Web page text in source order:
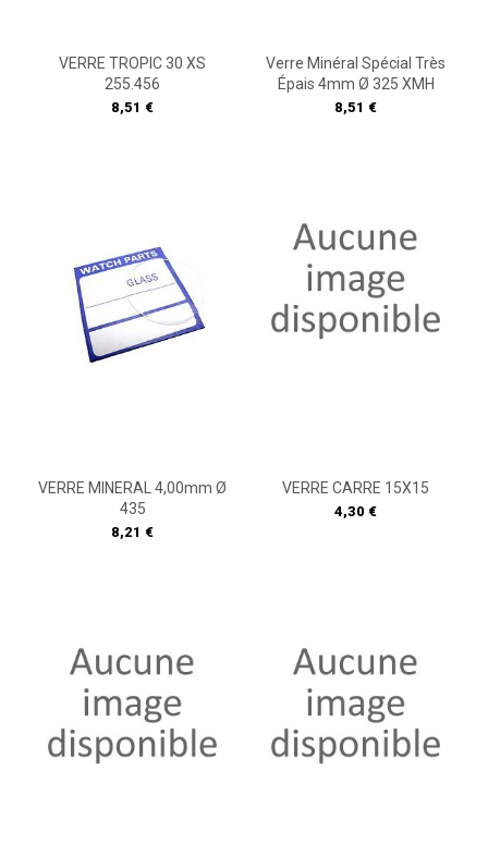
VERRE TROPIC 30 XS
255.456
Prix
8,51 €
Verre Minéral Spécial Très
Épais 4mm Ø 325 XMH
Prix
8,51 €
VERRE MINERAL 4,00mm Ø
435
Prix
8,21 €
VERRE CARRE 15X15
Prix
4,30 €